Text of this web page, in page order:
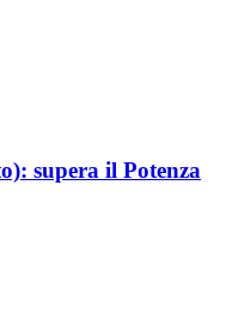
supera il Potenza